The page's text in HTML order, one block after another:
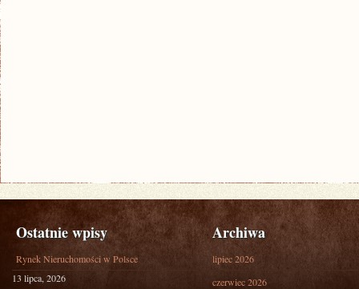
Ostatnie wpisy
Rynek Nieruchomości w Polsce
13 lipca, 2026
Archiwa
lipiec 2026
czerwiec 2026